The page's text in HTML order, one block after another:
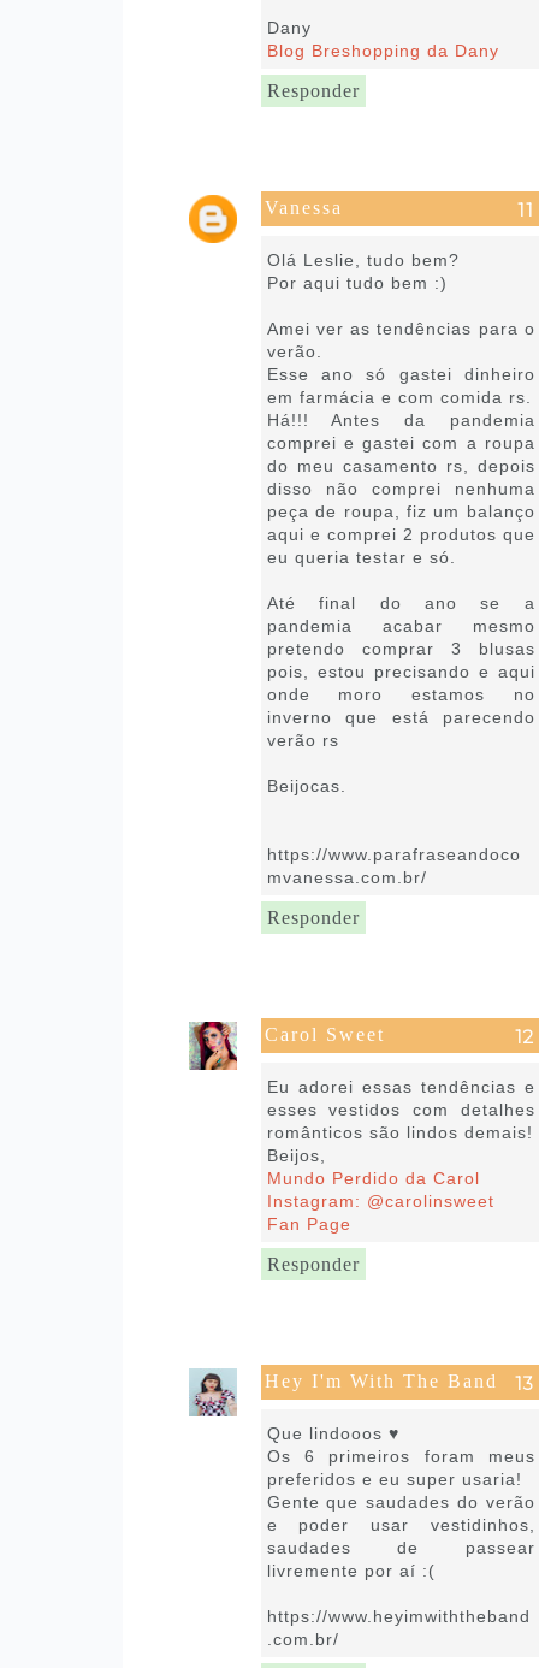
Dany
Blog Breshopping da Dany
Responder
Vanessa
Olá Leslie, tudo bem?
Por aqui tudo bem :)
Amei ver as tendências para o
verão.
Esse ano só gastei dinheiro
em farmácia e com comida rs.
Há!!! Antes da pandemia
comprei e gastei com a roupa
do meu casamento rs, depois
disso não comprei nenhuma
peça de roupa, fiz um balanço
aqui e comprei 2 produtos que
eu queria testar e só.
Até final do ano se a
pandemia acabar mesmo
pretendo comprar 3 blusas
pois, estou precisando e aqui
onde moro estamos no
inverno que está parecendo
verão rs
Beijocas.
https://www.parafraseandoco
mvanessa.com.br/
Responder
Carol Sweet
Eu adorei essas tendências e
esses vestidos com detalhes
românticos são lindos demais!
Beijos,
Mundo Perdido da Carol
Instagram: @carolinsweet
Fan Page
Responder
Hey I'm With The Band
Que lindooos ♥
Os 6 primeiros foram meus
preferidos e eu super usaria!
Gente que saudades do verão
e poder usar vestidinhos,
saudades de passear
livremente por aí :(
https://www.heyimwiththeband
.com.br/